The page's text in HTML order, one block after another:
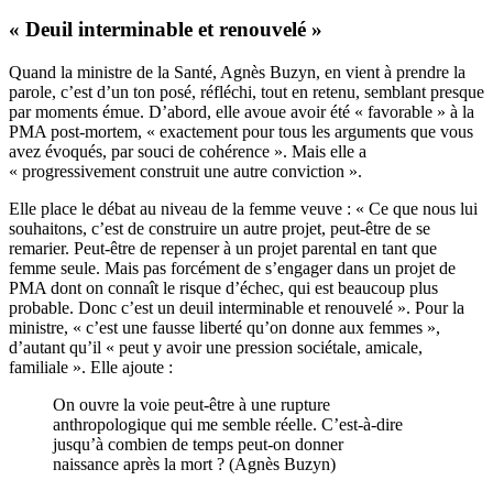
« Deuil interminable et renouvelé »
Quand la ministre de la Santé, Agnès Buzyn, en vient à prendre la
parole, c’est d’un ton posé, réfléchi, tout en retenu, semblant presque
par moments émue. D’abord, elle avoue avoir été « favorable » à la
PMA post-mortem, « exactement pour tous les arguments que vous
avez évoqués, par souci de cohérence ». Mais elle a
« progressivement construit une autre conviction ».
Elle place le débat au niveau de la femme veuve : « Ce que nous lui
souhaitons, c’est de construire un autre projet, peut-être de se
remarier. Peut-être de repenser à un projet parental en tant que
femme seule. Mais pas forcément de s’engager dans un projet de
PMA dont on connaît le risque d’échec, qui est beaucoup plus
probable. Donc c’est un deuil interminable et renouvelé ». Pour la
ministre, « c’est une fausse liberté qu’on donne aux femmes »,
d’autant qu’il « peut y avoir une pression sociétale, amicale,
familiale ». Elle ajoute :
On ouvre la voie peut-être à une rupture
anthropologique qui me semble réelle. C’est-à-dire
jusqu’à combien de temps peut-on donner
naissance après la mort ? (Agnès Buzyn)